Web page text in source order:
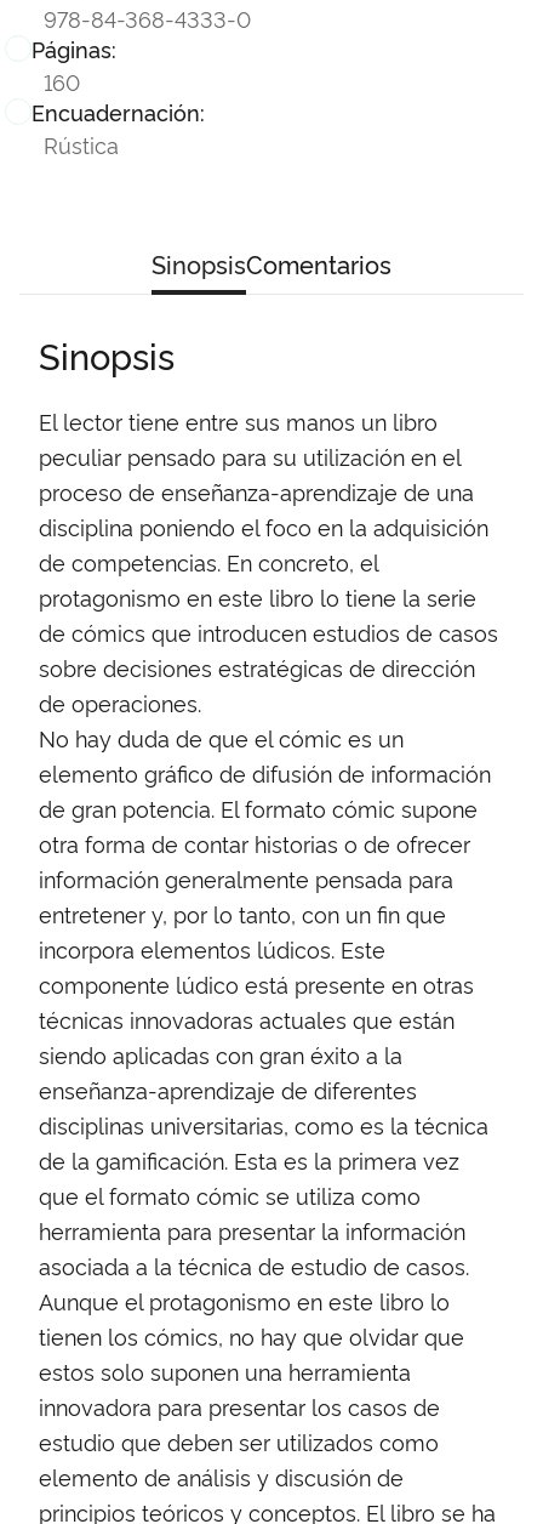
978-84-368-4333-0
Páginas:
160
Encuadernación:
Rústica
SinopsisComentarios
Sinopsis
El lector tiene entre sus manos un libro
peculiar pensado para su utilización en el
proceso de enseñanza-aprendizaje de una
disciplina poniendo el foco en la adquisición
de competencias. En concreto, el
protagonismo en este libro lo tiene la serie
de cómics que introducen estudios de casos
sobre decisiones estratégicas de dirección
de operaciones.
No hay duda de que el cómic es un
elemento gráfico de difusión de información
de gran potencia. El formato cómic supone
otra forma de contar historias o de ofrecer
información generalmente pensada para
entretener y, por lo tanto, con un fin que
incorpora elementos lúdicos. Este
componente lúdico está presente en otras
técnicas innovadoras actuales que están
siendo aplicadas con gran éxito a la
enseñanza-aprendizaje de diferentes
disciplinas universitarias, como es la técnica
de la gamificación. Esta es la primera vez
que el formato cómic se utiliza como
herramienta para presentar la información
asociada a la técnica de estudio de casos.
Aunque el protagonismo en este libro lo
tienen los cómics, no hay que olvidar que
estos solo suponen una herramienta
innovadora para presentar los casos de
estudio que deben ser utilizados como
elemento de análisis y discusión de
principios teóricos y conceptos. El libro se ha